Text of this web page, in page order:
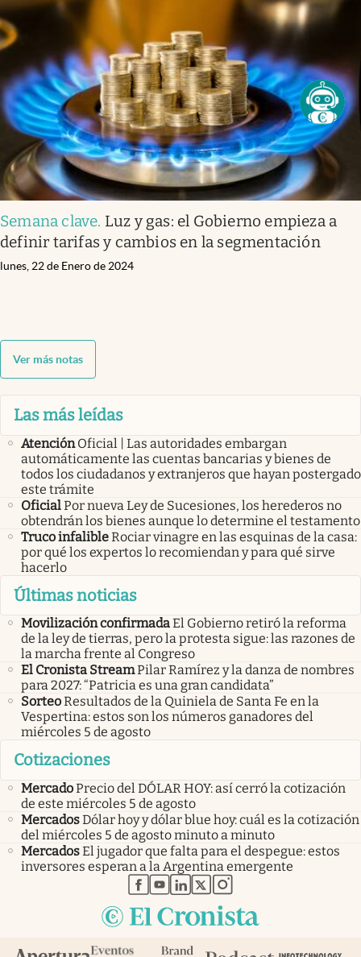
Semana clave. Luz y gas: el Gobierno empieza a
definir tarifas y cambios en la segmentación
lunes, 22 de Enero de 2024
Ver más notas
Las más leídas
Atención Oficial | Las autoridades embargan
automáticamente las cuentas bancarias y bienes de
todos los ciudadanos y extranjeros que hayan postergado
este trámite
OficialPor nueva Ley de Sucesiones, los herederos no
obtendrán los bienes aunque lo determine el testamento
Truco infalibleRociar vinagre en las esquinas de la casa:
por qué los expertos lo recomiendan y para qué sirve
hacerlo
Últimas noticias
Movilización confirmadaEl Gobierno retiró la reforma
de la ley de tierras, pero la protesta sigue: las razones de
la marcha frente al Congreso
El Cronista StreamPilar Ramírez y la danza de nombres
para 2027: “Patricia es una gran candidata”
SorteoResultados de la Quiniela de Santa Fe en la
Vespertina: estos son los números ganadores del
miércoles 5 de agosto
Cotizaciones
MercadoPrecio del DÓLAR HOY: así cerró la cotización
de este miércoles 5 de agosto
MercadosDólar hoy y dólar blue hoy: cuál es la cotización
del miércoles 5 de agosto minuto a minuto
MercadosEl jugador que falta para el despegue: estos
inversores esperan a la Argentina emergente
abre en nueva pestaña
abre en nueva pestaña
abre en nueva pestaña
abre en nueva pestaña
abre en nueva pestaña